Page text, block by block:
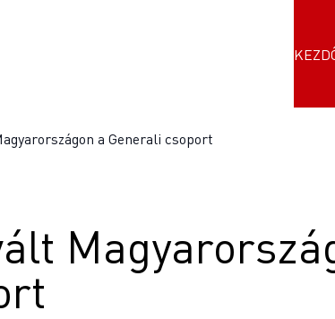
a Generali csoport